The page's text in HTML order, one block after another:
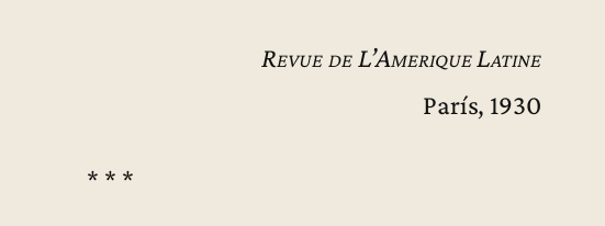
Revue de L’Amerique Latine
París, 1930
* * *